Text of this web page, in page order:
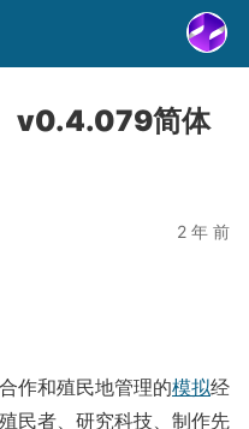
v0.4.079简体
2 年 前
作和殖民地管理的模拟经
民者、研究科技、制作先